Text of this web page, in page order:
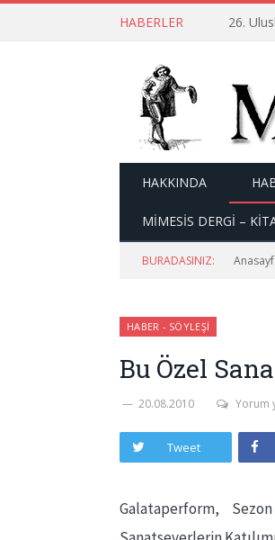
HABERLER 26.
HAKKINDA
MİMESİS DERGİ –
BURADASINIZ:
HABER - SÖYLEŞI
Bu Özel
20.08.2010 Yorum
Tweet
Galataperform,